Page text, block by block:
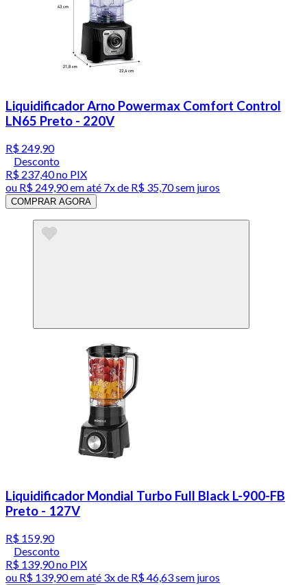
Liquidificador Arno Powermax Comfort Control
LN65 Preto - 220V
R$ 249,90
Desconto
R$ 237,40no PIX
ou R$ 249,90em até 7x de R$ 35,70 sem juros
COMPRAR AGORA
Liquidificador Mondial Turbo Full Black L-900-FB
Preto - 127V
R$ 159,90
Desconto
R$ 139,90no PIX
ou R$ 139,90em até 3x de R$ 46,63 sem juros